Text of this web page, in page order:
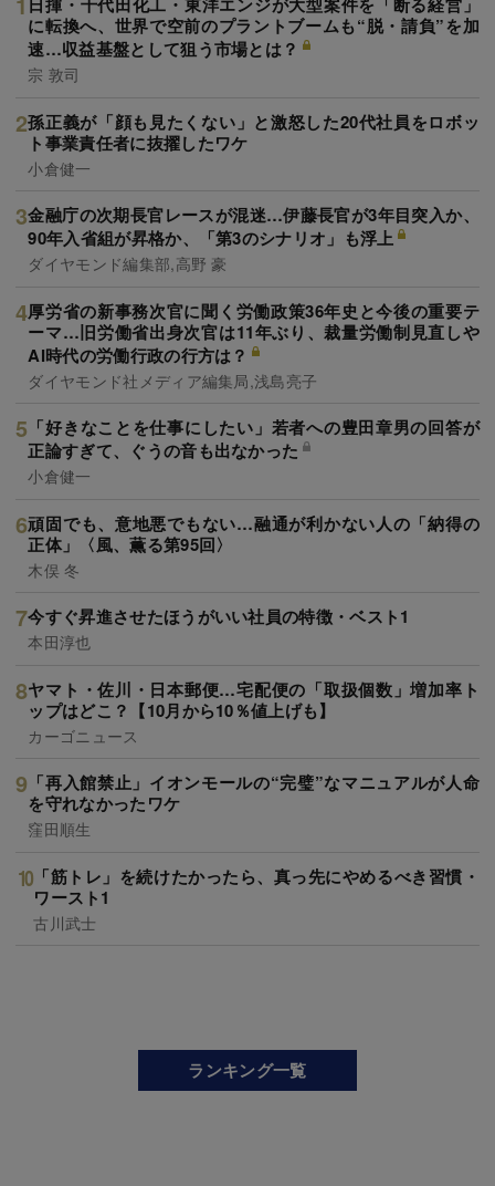
に転換へ、世界で空前のプラントブームも“脱・請負”を加
速…収益基盤として狙う市場とは？
宗 敦司
孫正義が「顔も見たくない」と激怒した20代社員をロボッ
ト事業責任者に抜擢したワケ
小倉健一
金融庁の次期長官レースが混迷…伊藤長官が3年目突入か、
90年入省組が昇格か、「第3のシナリオ」も浮上
ダイヤモンド編集部,高野 豪
厚労省の新事務次官に聞く労働政策36年史と今後の重要テ
ーマ…旧労働省出身次官は11年ぶり、裁量労働制見直しや
AI時代の労働行政の行方は？
ダイヤモンド社メディア編集局,浅島亮子
「好きなことを仕事にしたい」若者への豊田章男の回答が
正論すぎて、ぐうの音も出なかった
小倉健一
頑固でも、意地悪でもない…融通が利かない人の「納得の
正体」〈風、薫る第95回〉
木俣 冬
今すぐ昇進させたほうがいい社員の特徴・ベスト1
本田淳也
ヤマト・佐川・日本郵便…宅配便の「取扱個数」増加率ト
ップはどこ？【10月から10％値上げも】
カーゴニュース
「再入館禁止」イオンモールの“完璧”なマニュアルが人命
を守れなかったワケ
窪田順生
「筋トレ」を続けたかったら、真っ先にやめるべき習慣・
ワースト1
古川武士
ランキング一覧